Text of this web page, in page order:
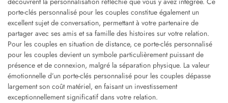
porte-clés personnalisé pour les couples constitue également un
excellent sujet de conversation, permettant à votre partenaire de
partager avec ses amis et sa famille des histoires sur votre relation.
Pour les couples en situation de distance, ce porte-clés personnalisé
pour les couples devient un symbole particulièrement puissant de
présence et de connexion, malgré la séparation physique. La valeur
émotionnelle d’un porte-clés personnalisé pour les couples dépasse
largement son coût matériel, en faisant un investissement
exceptionnellement significatif dans votre relation.